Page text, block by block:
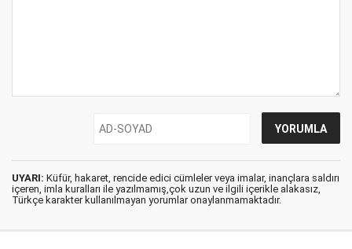
UYARI: Küfür, hakaret, rencide edici cümleler veya imalar, inançlara saldırı
içeren, imla kuralları ile yazılmamış,çok uzun ve ilgili içerikle alakasız,
Türkçe karakter kullanılmayan yorumlar onaylanmamaktadır.